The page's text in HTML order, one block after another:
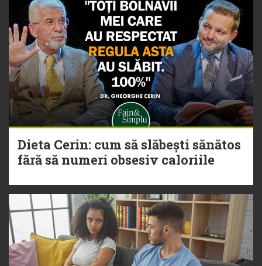
Dieta Cerin: cum să slăbești sănătos
fără să numeri obsesiv caloriile